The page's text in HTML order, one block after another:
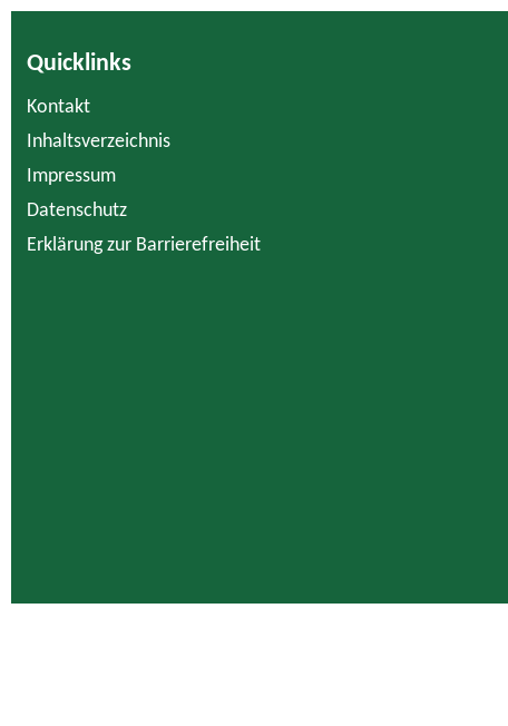
Quicklinks
Kontakt
Inhaltsverzeichnis
Impressum
Datenschutz
Erklärung zur Barrierefreiheit